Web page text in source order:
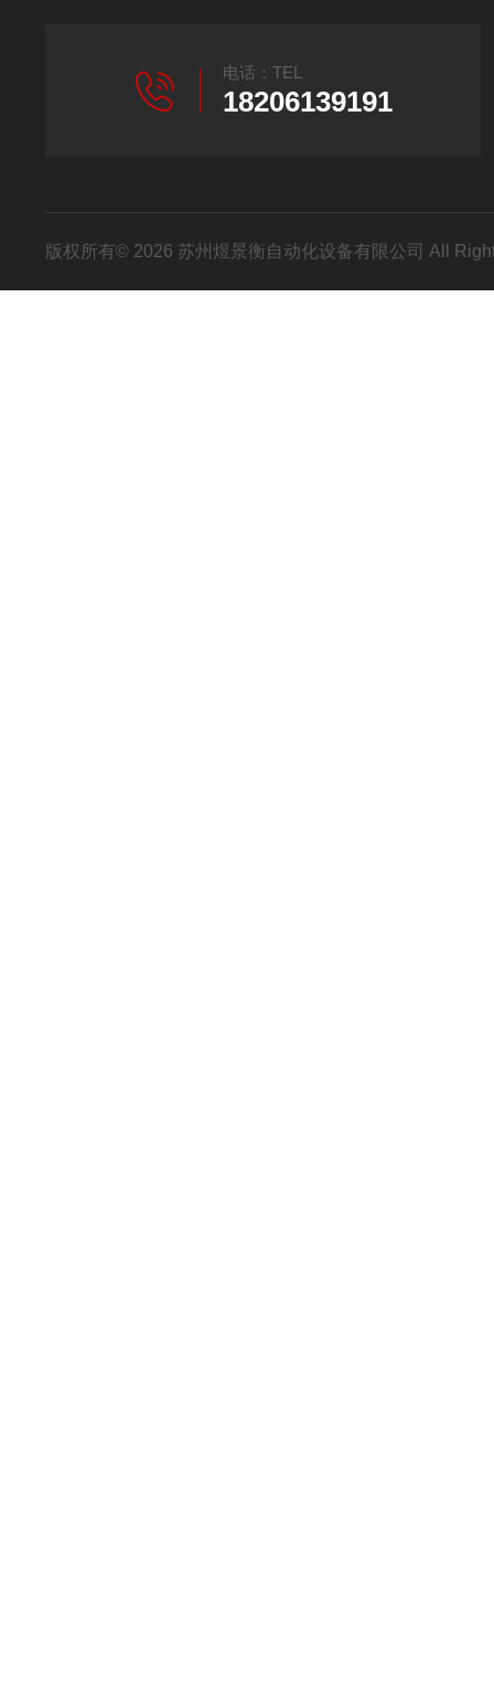
电话：TEL
18206139191
版权所有© 2026 苏州煜景衡自动化设备有限公司 All